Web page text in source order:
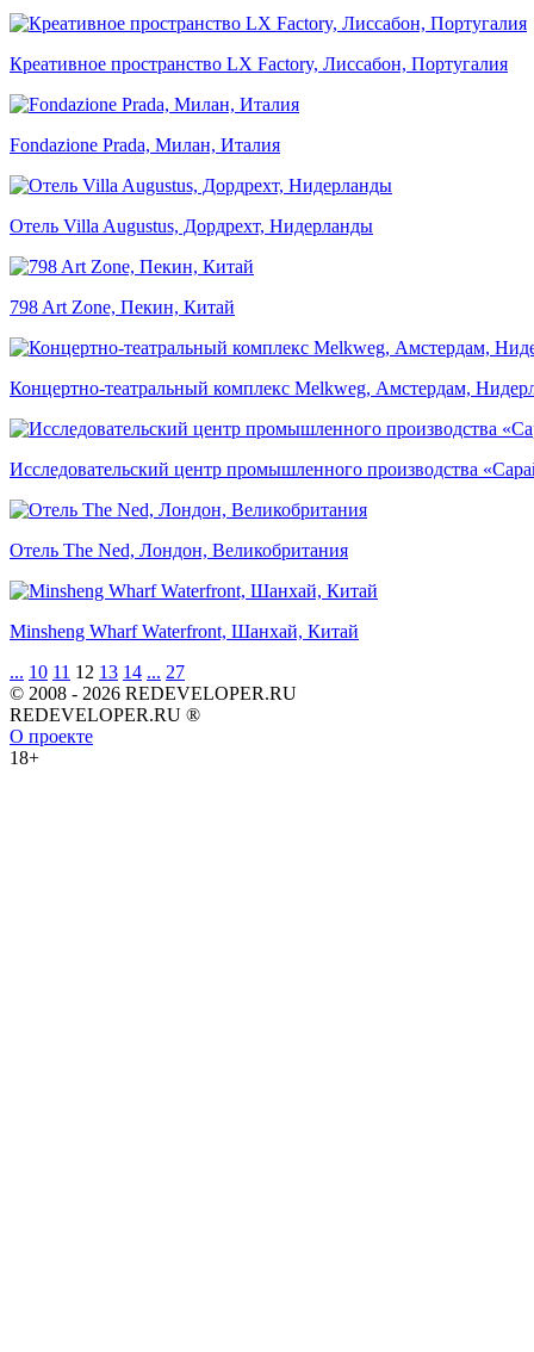
Креативное пространство LX Factory, Лиссабон, Португалия
Fondazione Prada, Милан, Италия
Отель Villa Augustus, Дордрехт, Нидерланды
798 Art Zone, Пекин, Китай
Концертно-театральный комплекс Melkweg, Амстердам,
Исследовательский центр промышленного производства
Отель The Ned, Лондон, Великобритания
Minsheng Wharf Waterfront, Шанхай, Китай
... 10 11 12 13 14 ... 27
© 2008 - 2026 REDEVELOPER.RU
REDEVELOPER.RU ®
О проекте
18+